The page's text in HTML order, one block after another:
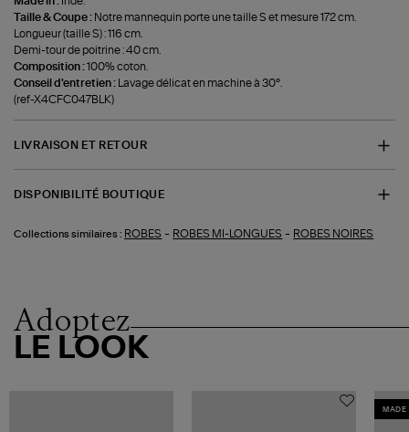
Taille & Coupe : Notre mannequin porte une taille S et mesure 172 cm.
Longueur (taille S) : 116 cm.
Demi-tour de poitrine : 40 cm.
Composition :100% coton.
Conseil d'entretien : Lavage délicat en machine à 30°.
(ref-X4CFC047BLK)
LIVRAISON ET RETOUR
DISPONIBILITÉ BOUTIQUE
Collections similaires : ROBES - ROBES MI-LONGUES - ROBES NOIRES
Adoptez
LE LOOK
MADE